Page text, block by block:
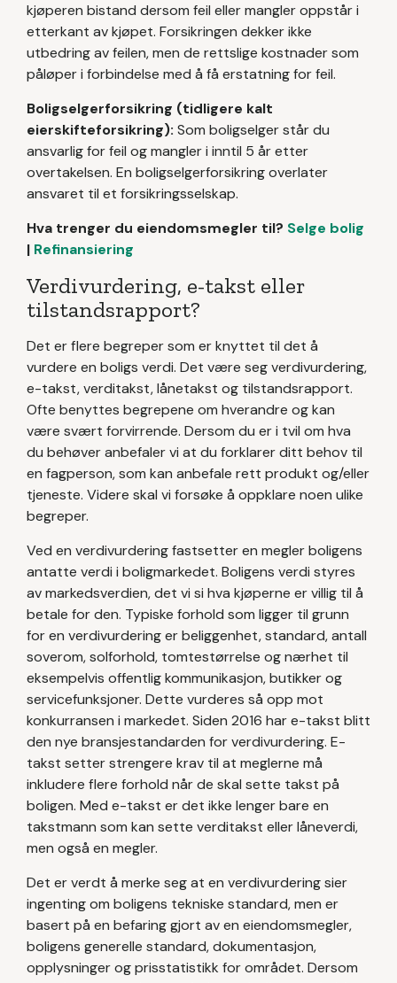
kjøperen bistand dersom feil eller mangler oppstår i
etterkant av kjøpet. Forsikringen dekker ikke
utbedring av feilen, men de rettslige kostnader som
påløper i forbindelse med å få erstatning for feil.
Boligselgerforsikring (tidligere kalt
eierskifteforsikring): Som boligselger står du
ansvarlig for feil og mangler i inntil 5 år etter
overtakelsen. En boligselgerforsikring overlater
ansvaret til et forsikringsselskap.
Hva trenger du eiendomsmegler til? Selge bolig
| Refinansiering
Verdivurdering, e-takst eller
tilstandsrapport?
Det er flere begreper som er knyttet til det å
vurdere en boligs verdi. Det være seg verdivurdering,
e-takst, verditakst, lånetakst og tilstandsrapport.
Ofte benyttes begrepene om hverandre og kan
være svært forvirrende. Dersom du er i tvil om hva
du behøver anbefaler vi at du forklarer ditt behov til
en fagperson, som kan anbefale rett produkt og/eller
tjeneste. Videre skal vi forsøke å oppklare noen ulike
begreper.
Ved en verdivurdering fastsetter en megler boligens
antatte verdi i boligmarkedet. Boligens verdi styres
av markedsverdien, det vi si hva kjøperne er villig til å
betale for den. Typiske forhold som ligger til grunn
for en verdivurdering er beliggenhet, standard, antall
soverom, solforhold, tomtestørrelse og nærhet til
eksempelvis offentlig kommunikasjon, butikker og
servicefunksjoner. Dette vurderes så opp mot
konkurransen i markedet. Siden 2016 har e-takst blitt
den nye bransjestandarden for verdivurdering. E-
takst setter strengere krav til at meglerne må
inkludere flere forhold når de skal sette takst på
boligen. Med e-takst er det ikke lenger bare en
takstmann som kan sette verditakst eller låneverdi,
men også en megler.
Det er verdt å merke seg at en verdivurdering sier
ingenting om boligens tekniske standard, men er
basert på en befaring gjort av en eiendomsmegler,
boligens generelle standard, dokumentasjon,
opplysninger og prisstatistikk for området. Dersom